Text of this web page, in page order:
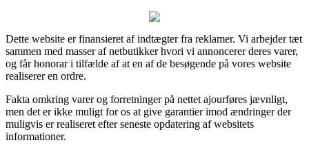
Dette website er finansieret af indtægter fra reklamer. Vi arbejder tæt
sammen med masser af netbutikker hvori vi annoncerer deres varer,
og får honorar i tilfælde af at en af de besøgende på vores website
realiserer en ordre.
Fakta omkring varer og forretninger på nettet ajourføres jævnligt,
men det er ikke muligt for os at give garantier imod ændringer der
muligvis er realiseret efter seneste opdatering af websitets
informationer.